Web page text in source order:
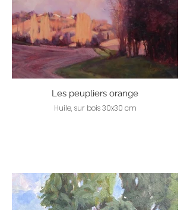
Les peupliers orange
Huile, sur bois 30x30 cm